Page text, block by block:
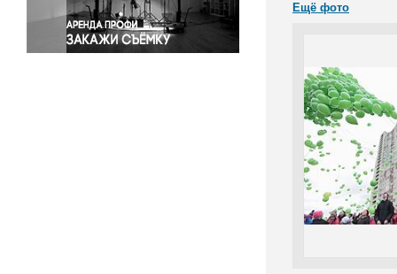
Экономика и бизнес
Ещё фото